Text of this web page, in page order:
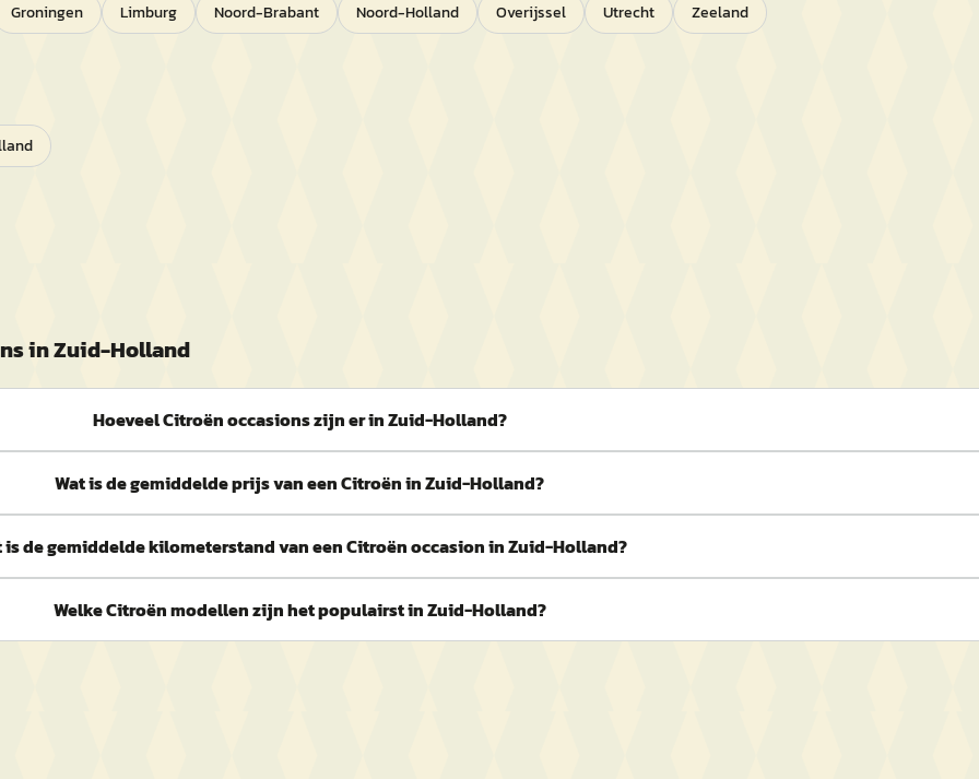
Groningen Limburg Noord-Brabant Noord-Holland Overijssel Utrecht Zeeland
inZuid-Holland
Hoeveel Citroën occasions zijn er in Zuid-Holland?
Wat is de gemiddelde prijs van een Citroën in Zuid-Holland?
is de gemiddelde kilometerstand van een Citroën occasion in Zuid-Holland?
Welke Citroën modellen zijn het populairst in Zuid-Holland?